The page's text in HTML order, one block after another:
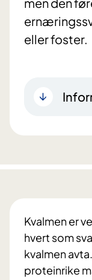
eller foster.
Kvalmen er
hvert som
kvalmen
proteinrike